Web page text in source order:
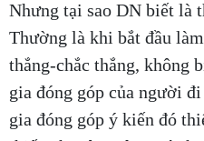
Nhưng tại sao DN biết là
Thường là khi bắt đầu
thắng-chắc thắng, không
gia đóng góp của người
gia đóng góp ý kiến đó